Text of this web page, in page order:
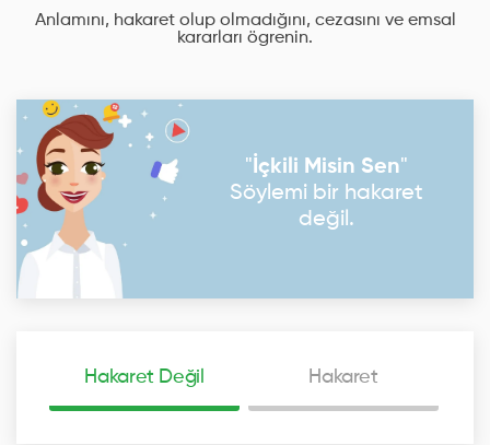
Anlamını, hakaret olup olmadığını, cezasını ve emsal
kararları ögrenin.
"İçkili Misin Sen"
Söylemi bir hakaret
değil.
Hakaret Değil Hakaret